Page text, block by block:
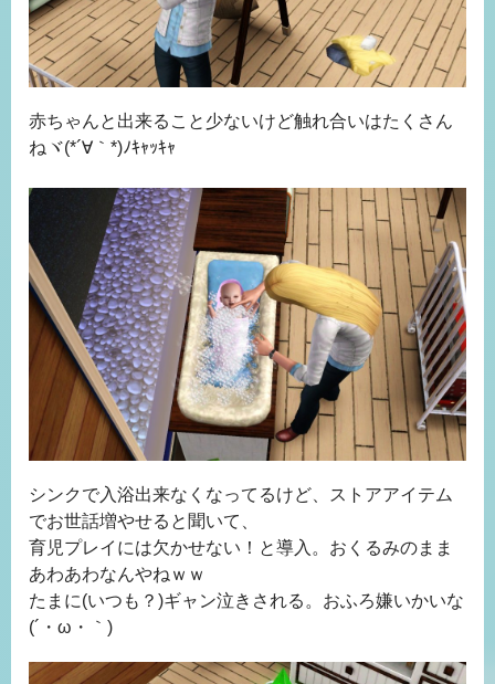
赤ちゃんと出来ること少ないけど触れ合いはたくさん
ねヾ(*´∀｀*)ﾉｷｬｯｷｬ
シンクで入浴出来なくなってるけど、ストアアイテム
でお世話増やせると聞いて、
育児プレイには欠かせない！と導入。おくるみのまま
あわあわなんやねｗｗ
たまに(いつも？)ギャン泣きされる。おふろ嫌いかいな
(´・ω・｀)